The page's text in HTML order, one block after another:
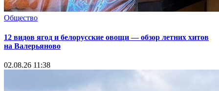
Общество
12 видов ягод и белорусские овощи — обзор летних хитов
на Валерьяново
02.08.26 11:38